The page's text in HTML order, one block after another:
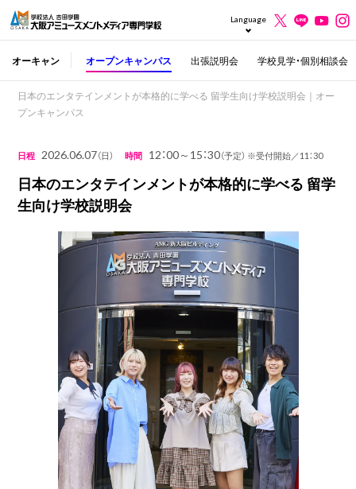
Language
オーキャン オープンキャンパス 出張説明会 学校見学・個別相談会
日本のエンタテインメントが本格的に学べる 留学生向け学校説明会｜オー
プンキャンパス
日程 2026.06.07（日） 時間 12：00～15：30（予定） ※受付開始／11：30
日本のエンタテインメントが本格的に学べる 留学
生向け学校説明会